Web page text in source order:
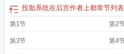
投胎系统在后宫作者上都章节列表
第1节 第2
第3节 第4